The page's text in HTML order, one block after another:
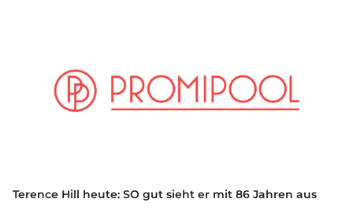
Terence Hill heute: SO gut sieht er mit 86 Jahren aus